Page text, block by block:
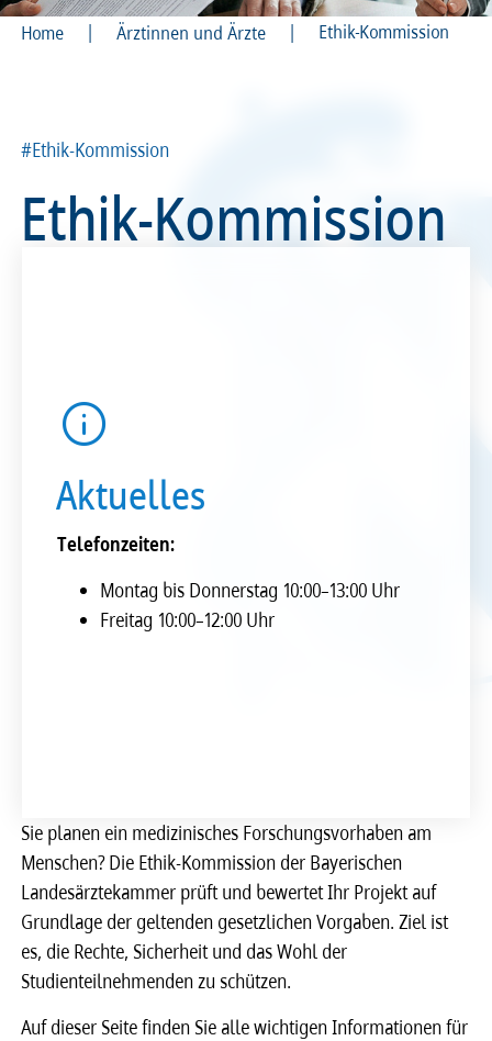
Recht
meineBLÄK
Recht
meineBLÄK
Home | Ärztinnen und Ärzte | Ethik-Kommission
#Ethik-Kommission
Ethik-Kommission
Aktuelles
Telefonzeiten:
Montag bis Donnerstag 10:00–13:00 Uhr
Freitag 10:00–12:00 Uhr
Sie planen ein medizinisches Forschungsvorhaben am
Menschen? Die Ethik-Kommission der Bayerischen
Landesärztekammer prüft und bewertet Ihr Projekt auf
Grundlage der geltenden gesetzlichen Vorgaben. Ziel ist
es, die Rechte, Sicherheit und das Wohl der
Studienteilnehmenden zu schützen.
Auf dieser Seite finden Sie alle wichtigen Informationen für